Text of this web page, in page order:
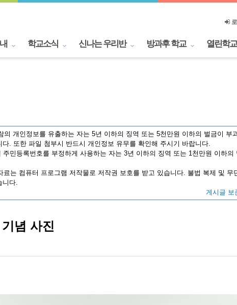
학교소식 신나는 우리반 방과후 학교 열린학교
개인정보를 유출하는 자는 5년 이하의 징역 또는 5천만원 이하의 벌금이 부
. 또한 파일 첨부시 반드시 개인정보 유무를 확인해 주시기 바랍니다.
민등록번호를 부정하게 사용하는 자는 3년 이하의 징역 또는 1천만원 이하의
는 컴퓨터 프로그램 저작물로 저작권 보호를 받고 있습니다. 불법 복제 및 무
니다.
게시글 보
념 사진